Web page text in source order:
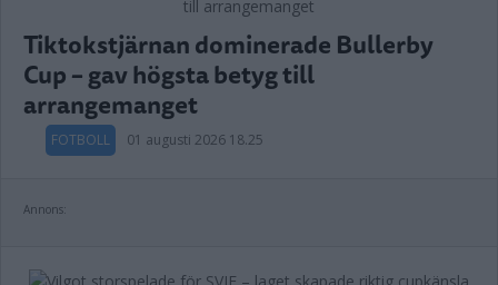
Tiktokstjärnan dominerade Bullerby
Cup – gav högsta betyg till
arrangemanget
FOTBOLL 01 augusti 2026 18.25
Annons: